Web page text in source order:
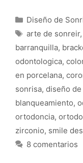
Categorías
Diseño de
Etiquetas
arte de sonreir,
barranquilla,
odontologica,
en porcelana,
sonrisa, diseño
blanqueamiento,
ortodoncia,
zirconio, smile
8 comentarios